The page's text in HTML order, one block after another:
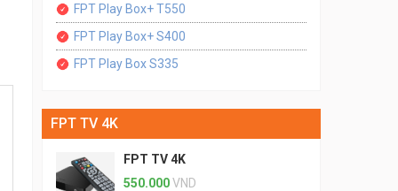
FPT Play Box+ T550
FPT Play Box+ S400
FPT Play Box S335
FPT TV 4K
FPT TV 4K
550.000VND